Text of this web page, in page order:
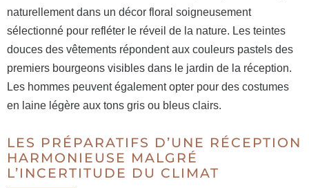
naturellement dans un décor floral soigneusement
sélectionné pour refléter le réveil de la nature. Les teintes
douces des vêtements répondent aux couleurs pastels des
premiers bourgeons visibles dans le jardin de la réception.
Les hommes peuvent également opter pour des costumes
en laine légère aux tons gris ou bleus clairs.
LES PRÉPARATIFS D’UNE RÉCEPTION
HARMONIEUSE MALGRÉ
L’INCERTITUDE DU CLIMAT